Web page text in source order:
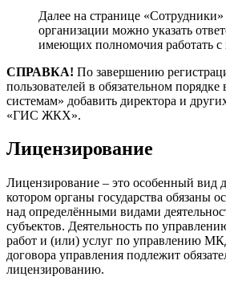
Далее на странице «Сотрудники»
организации можно указать
имеющих полномочия работать с
СПРАВКА! По завершению
пользователей в обязательном порядке
системам» добавить директора и
«ГИС ЖКХ».
Лицензирование
Лицензирование – это особенный вид
котором органы государства обязаны
над определёнными видами
субъектов. Деятельность по
работ и (или) услуг по управлению
договора управления подлежит
лицензированию.